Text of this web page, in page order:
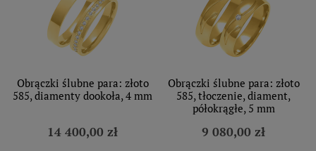
Obrączki ślubne para: złoto
585, diamenty dookoła, 4 mm
14 400,00 zł
Obrączki ślubne para: złoto
585, tłoczenie, diament,
półokrągłe, 5 mm
9 080,00 zł